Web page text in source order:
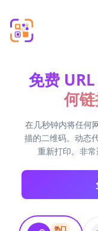
免费
何
在几秒钟内将任何
描的二维码。动态
重新打印。非常
热门